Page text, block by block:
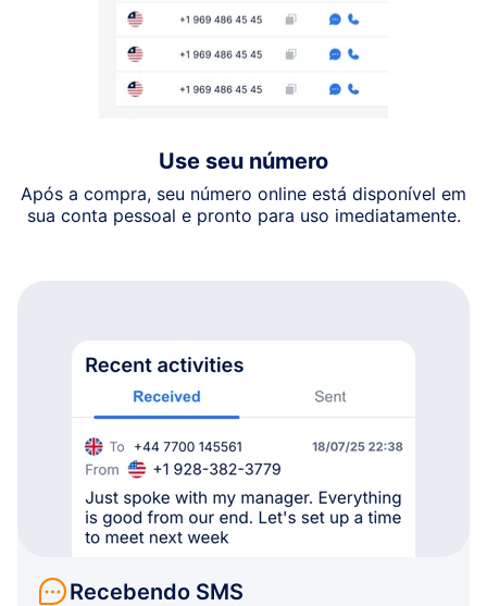
Use seu número
Após a compra, seu número online está disponível em
sua conta pessoal e pronto para uso imediatamente.
Recebendo SMS